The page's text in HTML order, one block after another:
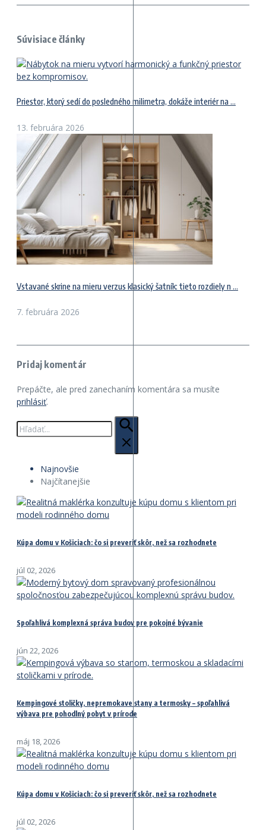
Súvisiace články
Priestor, ktorý sedí do posledného milimetra, dokáže interiér na ...
13. februára 2026
Vstavané skrine na mieru verzus klasický šatník: tieto rozdiely n ...
7. februára 2026
Pridaj komentár
Prepáčte, ale pred zanechaním komentára sa musíte
prihlásiť.
Hľadať:
Najnovšie
Najčítanejšie
Kúpa domu v Košiciach: čo si preveriť skôr, než sa rozhodnete
júl 02, 2026
Spoľahlivá komplexná správa budov pre pokojné bývanie
jún 22, 2026
Kempingové stoličky, nepremokave stany a termosky – spoľahlivá
výbava pre pohodlný pobyt v prírode
máj 18, 2026
Kúpa domu v Košiciach: čo si preveriť skôr, než sa rozhodnete
júl 02, 2026